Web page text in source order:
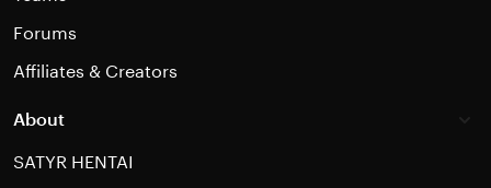
Forums
Affiliates & Creators
About
SATYR HENTAI